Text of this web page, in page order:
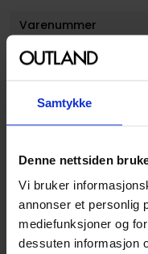
Samtykke
Denne nettsiden
Vi bruker
annonser et personlig
mediefunksjoner og
dessuten informasjon
Varenummer
Vekt (Kg) :
Format
Forfattere
Sjanger
Antall Sider